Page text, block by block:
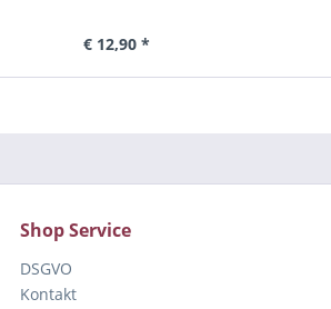
€ 12,90 *
Shop Service
DSGVO
Kontakt